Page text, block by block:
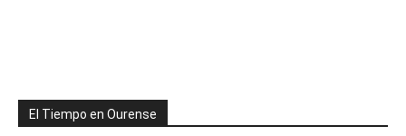
El Tiempo en Ourense